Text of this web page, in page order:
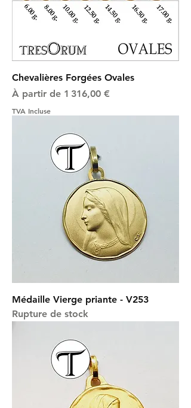
Chevalières Forgées Ovales
À partir de 1 316,00 €
Prix promotionnel
TVA Incluse
Médaille Vierge priante - V253
Rupture de stock